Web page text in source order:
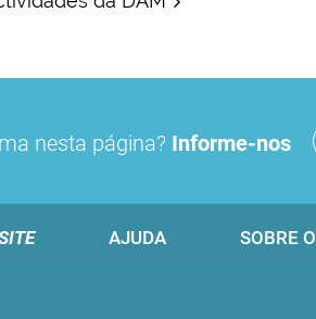
nesta página? Informe-nos
AJUDA SOBRE O